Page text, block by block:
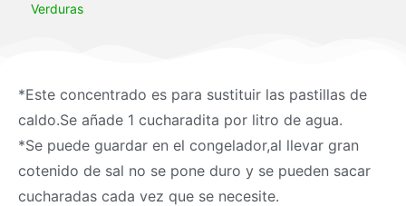
Verduras
*Este concentrado es para sustituir las pastillas de
caldo.Se añade 1 cucharadita por litro de agua.
*Se puede guardar en el congelador,al llevar gran
cotenido de sal no se pone duro y se pueden sacar
cucharadas cada vez que se necesite.